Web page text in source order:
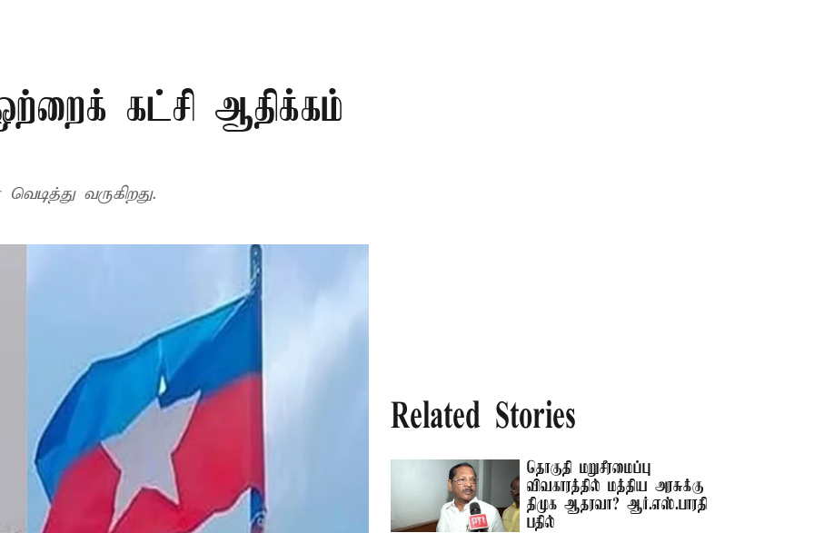
கட்சி ஆதிக்கம்
வருகிறது.
Related Stories
தொகுதி மறுசீரமைப்பு
விவகாரத்தில் மத்திய அரசுக்கு
திமுக ஆதரவா? ஆர்.எஸ்.பாரதி
பதில்